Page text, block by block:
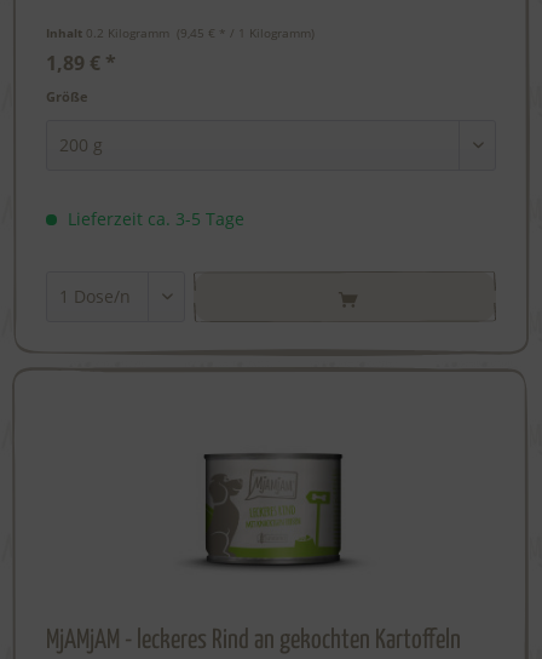
Inhalt 0.2 Kilogramm (9,45 € * / 1 Kilogramm)
1,89 € *
Größe
Lieferzeit ca. 3-5 Tage
MjAMjAM - leckeres Rind an gekochten Kartoffeln